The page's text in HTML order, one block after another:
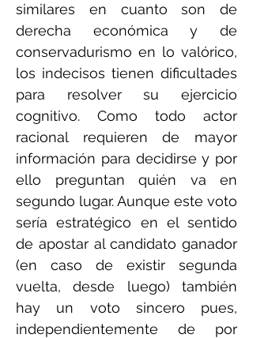
similares en cuanto son de
derecha económica y de
conservadurismo en lo valórico,
los indecisos tienen dificultades
para resolver su ejercicio
cognitivo. Como todo actor
racional requieren de mayor
información para decidirse y por
ello preguntan quién va en
segundo lugar. Aunque este voto
sería estratégico en el sentido
de apostar al candidato ganador
(en caso de existir segunda
vuelta, desde luego) también
hay un voto sincero pues,
independientemente de por